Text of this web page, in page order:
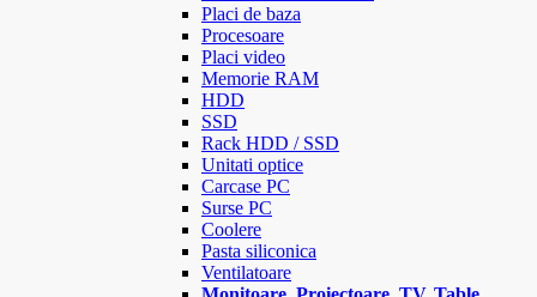
Placi de baza
Procesoare
Placi video
Memorie RAM
HDD
SSD
Rack HDD / SSD
Unitati optice
Carcase PC
Surse PC
Coolere
Pasta siliconica
Ventilatoare